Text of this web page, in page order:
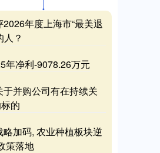
年度上海市“最美退
人？
年净利-9078.26万元
并购公司有在持续关
的
加码, 农业种植板块逆
策落地